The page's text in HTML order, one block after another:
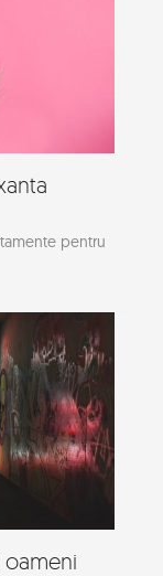
pentru
oameni